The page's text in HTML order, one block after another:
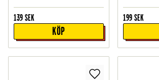
139 SEK
KÖP
199 SEK